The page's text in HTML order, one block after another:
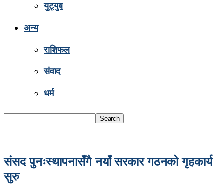
युट्युब
अन्य
राशिफल
संवाद
धर्म
संसद पुनःस्थापनासँगै नयाँ सरकार गठनको गृहकार्य
सुरु